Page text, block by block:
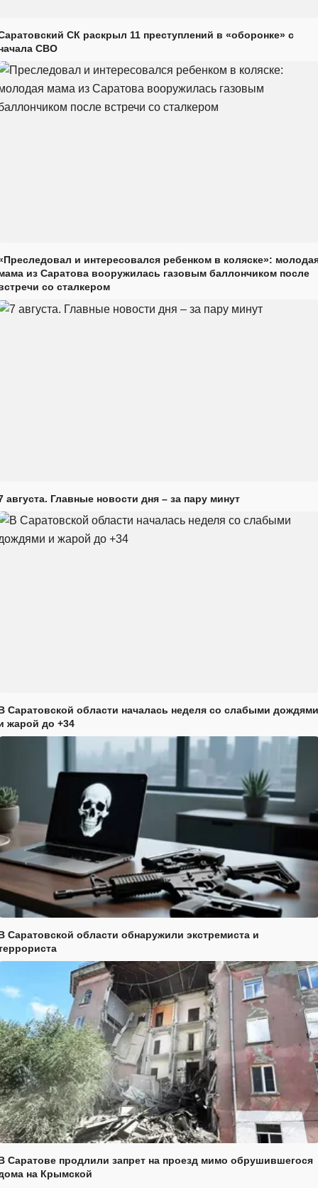
СК раскрыл 11 преступлений в «оборонке» с
СВО
и интересовался ребенком в коляске»:
из Саратова вооружилась газовым баллончиком после
со сталкером
августа. Главные новости дня – за пару минут
Саратовской области началась неделя со слабыми дождями
жарой до +34
Саратовской области обнаружили экстремиста и
Саратове продлили запрет на проезд мимо обрушившегося
на Крымской